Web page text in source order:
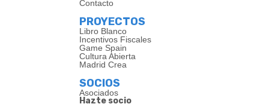
Contacto
PROYECTOS
Libro Blanco
Incentivos Fiscales
Game Spain
Cultura Abierta
Madrid Crea
SOCIOS
Asociados
Hazte socio